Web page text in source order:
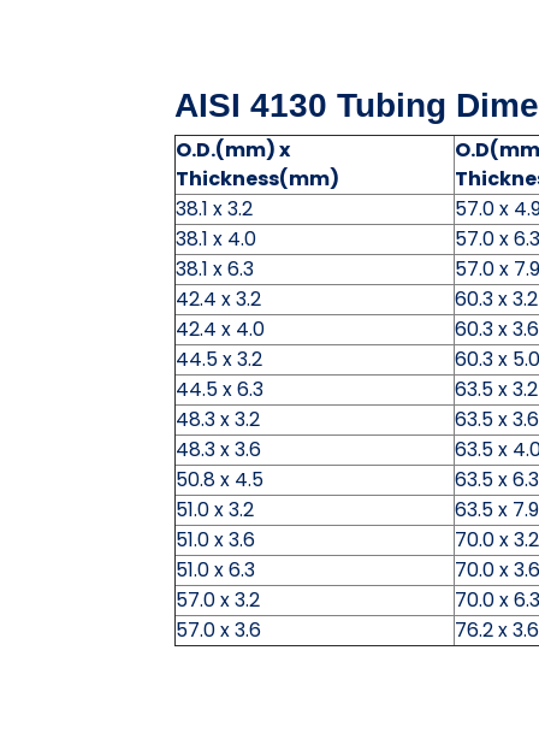
AISI 4130 Tubing
O.D.(mm) x
Thickness(mm)
38.1 x 3.2
57.0 x
38.1 x 4.0
57.0 x 6.3
38.1 x 6.3
57.0 x 7.9
42.4 x 3.2
60.3 x 3.2
42.4 x 4.0
60.3 x 3.6
44.5 x 3.2
60.3 x 5.0
44.5 x 6.3
63.5 x 3.2
48.3 x 3.2
63.5 x 3.6
48.3 x 3.6
63.5 x
50.8 x 4.5
63.5 x 6.3
51.0 x 3.2
63.5 x 7.9
51.0 x 3.6
70.0 x 3.2
51.0 x 6.3
70.0 x 3.6
57.0 x 3.2
70.0 x 6.3
57.0 x 3.6
76.2 x 3.6